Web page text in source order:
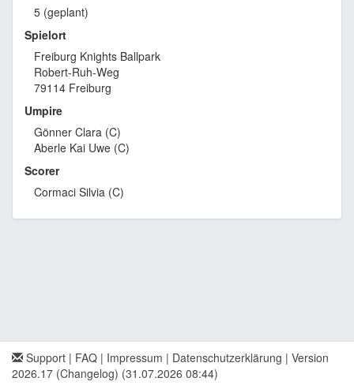
5 (geplant)
Spielort
Freiburg Knights Ballpark
Robert-Ruh-Weg
79114 Freiburg
Umpire
Gönner Clara (C)
Aberle Kai Uwe (C)
Scorer
Cormaci Silvia (C)
Support | FAQ | Impressum | Datenschutzerklärung | Version
2026.17 (Changelog) (31.07.2026 08:44)